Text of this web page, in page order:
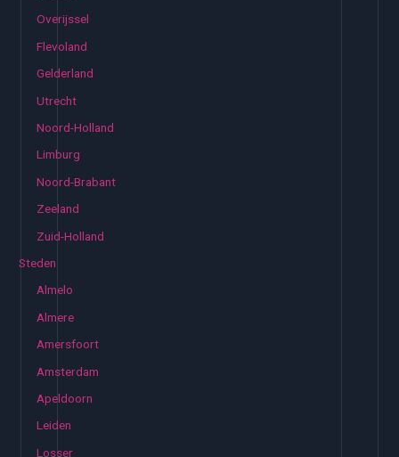
Overijssel
Flevoland
Gelderland
Utrecht
Noord-Holland
Limburg
Noord-Brabant
Zeeland
Zuid-Holland
Steden
Almelo
Almere
Amersfoort
Amsterdam
Apeldoorn
Leiden
Losser